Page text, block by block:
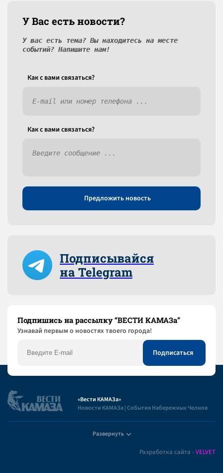
У Вас есть новости?
У вас есть тема? Вы находитесь на месте
событий? Напишите нам!
Как c вами связаться?
Как c вами связаться?
Предложить новость
Подписывайся
на Telegram
Подпишись на рассылку “ВЕСТИ КАМАЗа”
Узнaвай первым о новостях твоего города!
«Вести КАМАЗа»
Новости КАМАЗа | События Набережных Челнов
Развернуть
Разработка сайта -VELVET